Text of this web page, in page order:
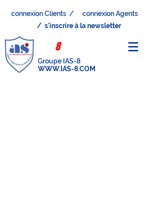
connexion Clients /
connexion Agents
/ s'inscrire à la newsletter
8PROTECTION
Groupe IAS-8
WWW.IAS-8.COM